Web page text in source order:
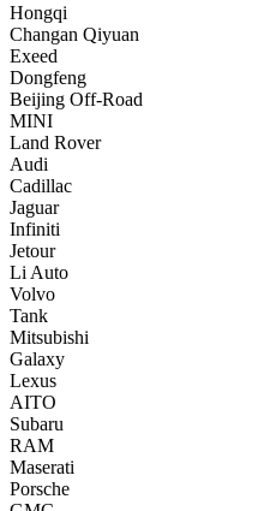
Hongqi
Changan Qiyuan
Exeed
Dongfeng
Beijing Off-Road
MINI
Land Rover
Audi
Cadillac
Jaguar
Infiniti
Jetour
Li Auto
Volvo
Tank
Mitsubishi
Galaxy
Lexus
AITO
Subaru
RAM
Maserati
Porsche